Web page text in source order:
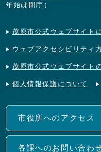
年始は閉庁）
茂原市公式ウェブサイト
ウェブアクセシビリティ
茂原市公式ウェブサイト
個人情報保護について
市役所へのアクセス
各課へのお問い合わ